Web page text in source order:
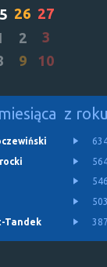
26 27
2
3
9 10
z
Tandek